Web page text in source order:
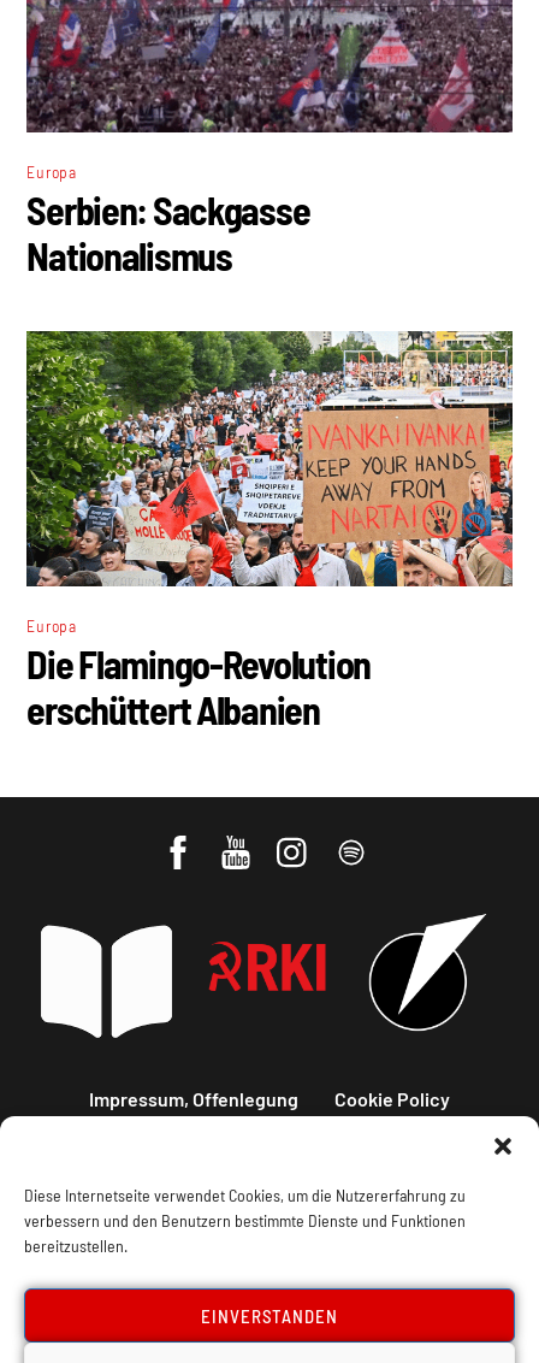
Diese Internetseite verwendet Cookies, um die Nutzererfahrung zu
verbessern und den Benutzern bestimmte Dienste und Funktionen
bereitzustellen.
EINVERSTANDEN
Europa
Serbien: Sackgasse
Nationalismus
Europa
Die Flamingo-Revolution
erschüttert Albanien
Impressum, Offenlegung Cookie Policy